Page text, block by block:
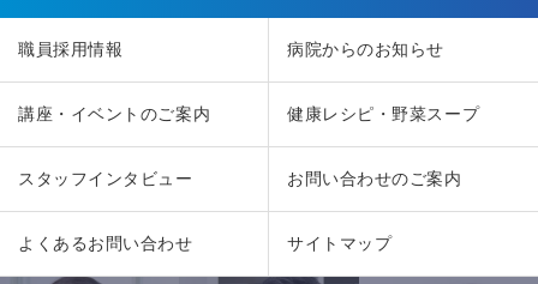
職員採用情報 病院からのお知らせ
講座・イベントのご案内 健康レシピ・野菜スープ
スタッフインタビュー お問い合わせのご案内
よくあるお問い合わせ サイトマップ